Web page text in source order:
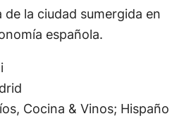
la ciudad sumergida en
española.
Cocina & Vinos; Hispaño